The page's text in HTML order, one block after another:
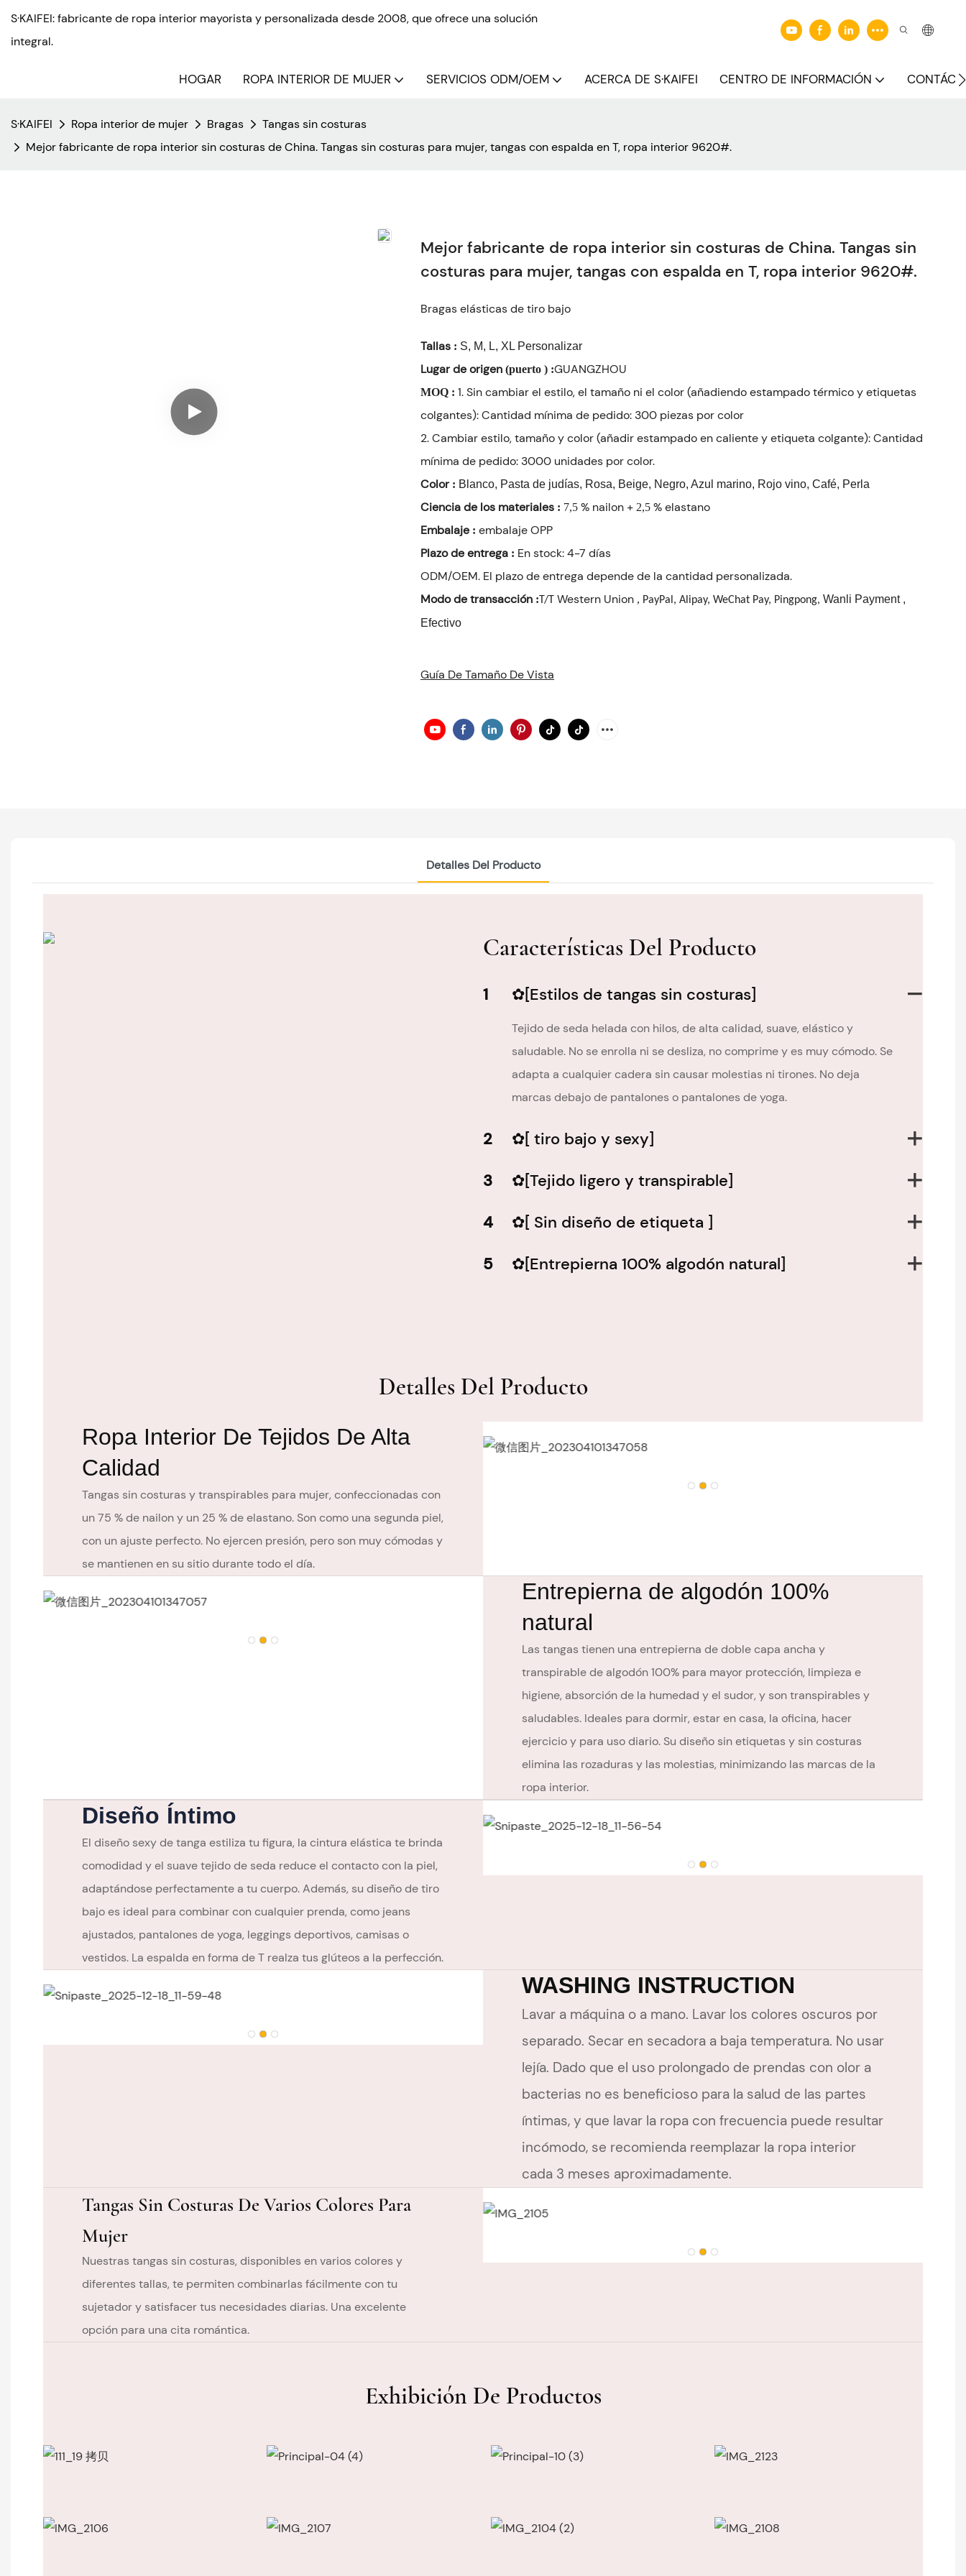
S·KAIFEI: fabricante de ropa interior mayorista y personalizada desde 2008, que ofrece una solución
integral.
HOGAR ROPA INTERIOR DE MUJER SERVICIOS ODM/OEM ACERCA DE S·KAIFEI CENTRO DE INFORMACIÓN
S·KAIFEI Ropa interior de mujer Bragas
Tangas sin costuras
Mejor fabricante de ropa interior sin costuras de China. Tangas sin costuras para mujer, tangas con espalda en T, ropa interior 9620#.
Mejor fabricante de ropa interior sin costuras de China. Tangas sin
costuras para mujer, tangas con espalda en T, ropa interior 9620#.
Bragas elásticas de tiro bajo
Tallas : S, M, L, XL Personalizar
Lugar de origen (puerto ) :GUANGZHOU
MOQ : 1. Sin cambiar el estilo, el tamaño ni el color (añadiendo estampado térmico y etiquetas
colgantes): Cantidad mínima de pedido: 300 piezas por color
2. Cambiar estilo, tamaño y color (añadir estampado en caliente y etiqueta colgante): Cantidad
mínima de pedido: 3000 unidades por color.
Color : Blanco, Pasta de judías, Rosa, Beige, Negro, Azul marino, Rojo vino, Café, Perla
Ciencia de los materiales : 7,5 % nailon + 2,5 % elastano
Embalaje : embalaje OPP
Plazo de entrega : En stock: 4-7 días
ODM/OEM. El plazo de entrega depende de la cantidad personalizada.
Modo de transacción :T/T Western Union , PayPal, Alipay, WeChat Pay, Pingpong, Wanli Payment ,
Efectivo
Guía De Tamaño De Vista
Detalles Del Producto
Características Del Producto
1 ✿[Estilos de tangas sin costuras]
Tejido de seda helada con hilos, de alta calidad, suave, elástico y
saludable. No se enrolla ni se desliza, no comprime y es muy cómodo. Se
adapta a cualquier cadera sin causar molestias ni tirones. No deja
marcas debajo de pantalones o pantalones de yoga.
2
✿[ tiro bajo y sexy]
3
✿[Tejido ligero y transpirable]
4
✿[ Sin diseño de etiqueta ]
5
✿[Entrepierna 100% algodón natural]
Detalles Del Producto
Ropa Interior De Tejidos De Alta
Calidad
Tangas sin costuras y transpirables para mujer, confeccionadas con
un 75 % de nailon y un 25 % de elastano. Son como una segunda piel,
con un ajuste perfecto. No ejercen presión, pero son muy cómodas y
se mantienen en su sitio durante todo el día.
Entrepierna de algodón 100%
natural
Las tangas tienen una entrepierna de doble capa ancha y
transpirable de algodón 100% para mayor protección, limpieza e
higiene, absorción de la humedad y el sudor, y son transpirables y
saludables. Ideales para dormir, estar en casa, la oficina, hacer
ejercicio y para uso diario. Su diseño sin etiquetas y sin costuras
elimina las rozaduras y las molestias, minimizando las marcas de la
ropa interior.
Diseño Íntimo
El diseño sexy de tanga estiliza tu figura, la cintura elástica te brinda
comodidad y el suave tejido de seda reduce el contacto con la piel,
adaptándose perfectamente a tu cuerpo. Además, su diseño de tiro
bajo es ideal para combinar con cualquier prenda, como jeans
ajustados, pantalones de yoga, leggings deportivos, camisas o
vestidos. La espalda en forma de T realza tus glúteos a la perfección.
WASHING INSTRUCTION
Lavar a máquina o a mano. Lavar los colores oscuros por
separado. Secar en secadora a baja temperatura. No usar
lejía. Dado que el uso prolongado de prendas con olor a
bacterias no es beneficioso para la salud de las partes
íntimas, y que lavar la ropa con frecuencia puede resultar
incómodo, se recomienda reemplazar la ropa interior
cada 3 meses aproximadamente.
Tangas Sin Costuras De Varios Colores Para
Mujer
Nuestras tangas sin costuras, disponibles en varios colores y
diferentes tallas, te permiten combinarlas fácilmente con tu
sujetador y satisfacer tus necesidades diarias. Una excelente
opción para una cita romántica.
Exhibición De Productos